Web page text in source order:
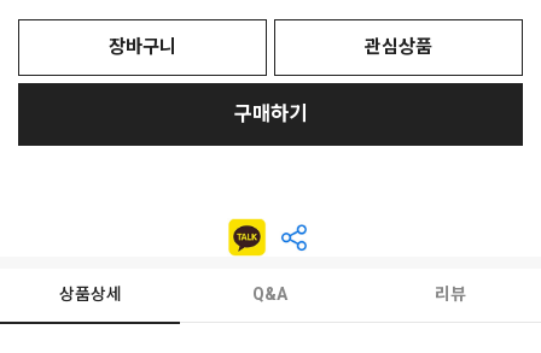
장바구니 관심상품
구매하기
상품상세 Q&A 리뷰